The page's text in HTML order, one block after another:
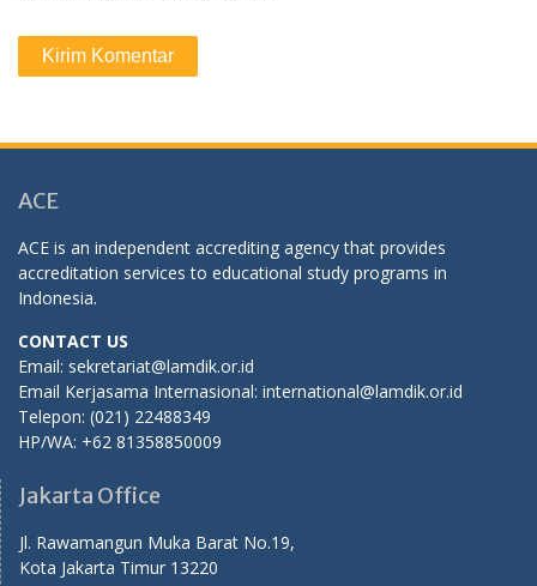
ACE
ACE is an independent accrediting agency that provides
accreditation services to educational study programs in
Indonesia.
CONTACT US
Email: sekretariat@lamdik.or.id
Email Kerjasama Internasional: international@lamdik.or.id
Telepon: (021) 22488349
HP/WA: +62 81358850009
Jakarta Office
Jl. Rawamangun Muka Barat No.19,
Kota Jakarta Timur 13220